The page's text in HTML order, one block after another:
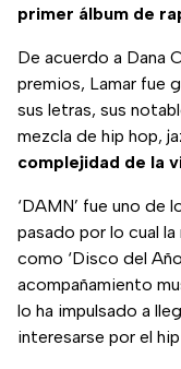
primer álbum de
De acuerdo a Dana
premios, Lamar fue
sus letras, sus
mezcla de hip hop,
complejidad de la
‘DAMN’ fue uno de
pasado por lo cual la
como ‘Disco del
acompañamiento
lo ha impulsado a
interesarse por el